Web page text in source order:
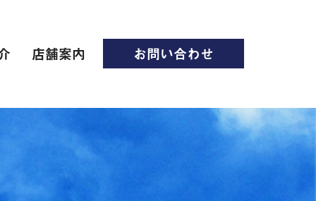
店舗案内 お問い合わせ